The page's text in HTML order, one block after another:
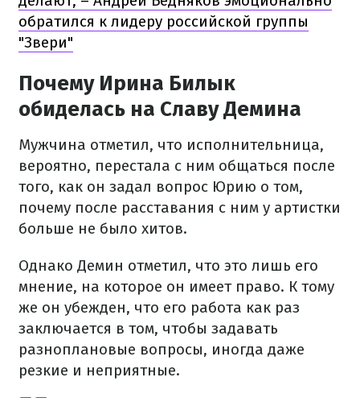
обратился к лидеру российской группы
"Звери"
Почему Ирина Билык
обиделась на Славу Демина
Мужчина отметил, что исполнительница,
вероятно, перестала с ним общаться после
того, как он задал вопрос Юрию о том,
почему после расставания с ним у артистки
больше не было хитов.
Однако Демин отметил, что это лишь его
мнение, на которое он имеет право. К тому
же он убежден, что его работа как раз
заключается в том, чтобы задавать
разноплановые вопросы, иногда даже
резкие и неприятные.